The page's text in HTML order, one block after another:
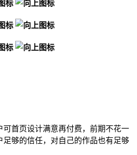
可首页设计满意再付费，前期不花一
足够的信任，对自己的作品也有足够